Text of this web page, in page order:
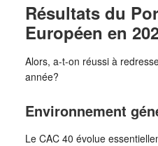
Résultats du
Européen en
Alors, a-t-on réussi à
année?
Environnement
Le CAC 40 évolue